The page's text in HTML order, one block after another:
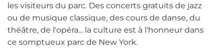
les visiteurs du parc. Des concerts gratuits de jazz
ou de musique classique, des cours de danse, du
théâtre, de l'opéra... la culture est à l'honneur dans
ce somptueux parc de New York.